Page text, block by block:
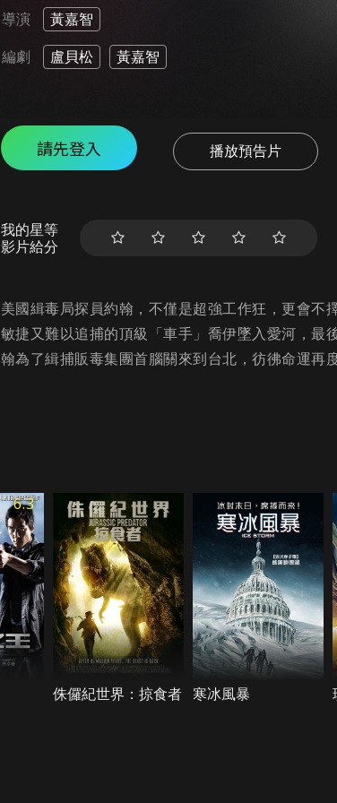
導演 黃嘉智
編劇 盧貝松 黃嘉智
請先登入 播放預告片
我的星等
影片給分
美國緝毒局探員約翰，不僅是超強工作狂，更會不
敏捷又難以追捕的頂級「車手」喬伊墜入愛河，最
翰為了緝捕販毒集團首腦關來到台北，彷彿命運
6.3
侏儸紀世界：掠食者 寒冰風暴